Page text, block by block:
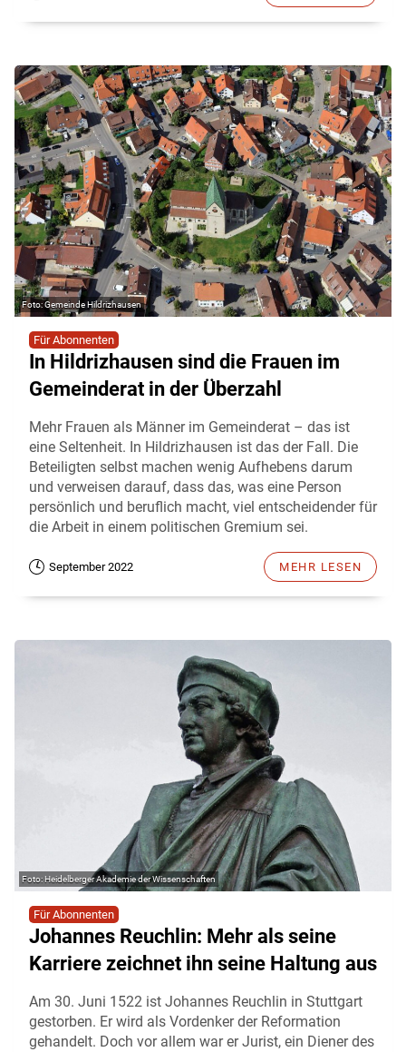
Gemeinde Hildrizhausen
Für Abonnenten
In Hildrizhausen sind die Frauen im
Gemeinderat in der Überzahl
Mehr Frauen als Männer im Gemeinderat – das ist
eine Seltenheit. In Hildrizhausen ist das der Fall. Die
Beteiligten selbst machen wenig Aufhebens darum
und verweisen darauf, dass das, was eine Person
persönlich und beruflich macht, viel entscheidender für
die Arbeit in einem politischen Gremium sei.
September 2022 MEHR LESEN
Heidelberger Akademie der Wissenschaften
Für Abonnenten
Johannes Reuchlin: Mehr als seine
Karriere zeichnet ihn seine Haltung aus
Am 30. Juni 1522 ist Johannes Reuchlin in Stuttgart
gestorben. Er wird als Vordenker der Reformation
gehandelt. Doch vor allem war er Jurist, ein Diener des